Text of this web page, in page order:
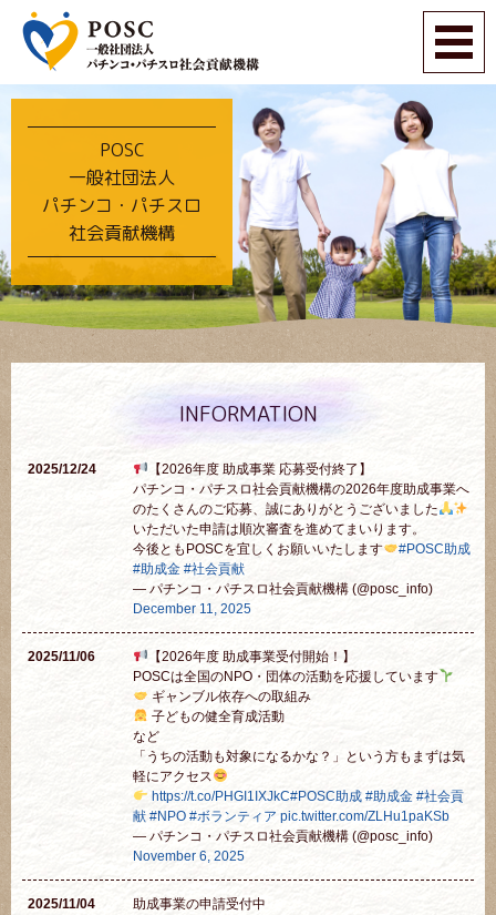
POSC
一般社団法人
パチンコ・パチスロ
社会貢献機構
INFORMATION
2025/12/24
【2026年度 助成事業 応募受付終了】
パチンコ・パチスロ社会貢献機構の2026年度助成事業へ
のたくさんのご応募、誠にありがとうございました
いただいた申請は順次審査を進めてまいります。
今後ともPOSCを宜しくお願いいたします
#POSC助成
#助成金 #社会貢献
— パチンコ・パチスロ社会貢献機構 (@posc_info)
December 11, 2025
2025/11/06
【2026年度 助成事業受付開始！】
POSCは全国のNPO・団体の活動を応援しています
ギャンブル依存への取組み
子どもの健全育成活動
など
「うちの活動も対象になるかな？」という方もまずは気
軽にアクセス
https://t.co/PHGI1IXJkC#POSC助成 #助成金 #社会貢
献 #NPO #ボランティア pic.twitter.com/ZLHu1paKSb
— パチンコ・パチスロ社会貢献機構 (@posc_info)
November 6, 2025
2025/11/04
助成事業の申請受付中